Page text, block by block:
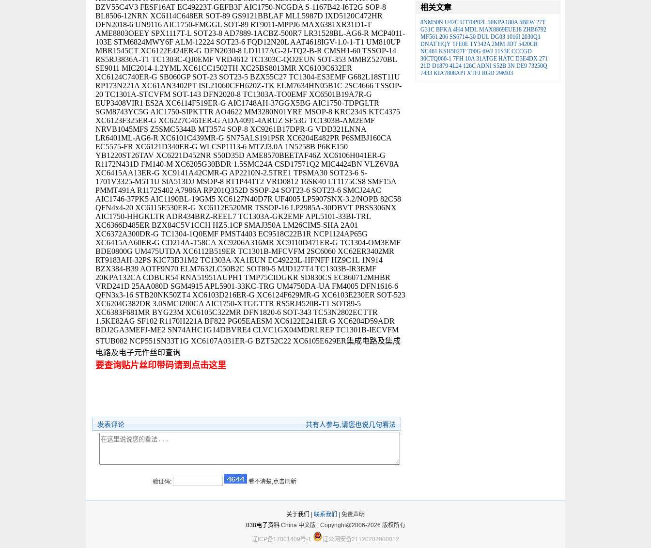
BZV55C4V3 FESF16AT EC49223T-GEFB3F AIC1750-NCGDA S-1167B42-I6T2G SOP-8
BL8506-12NRN XC6114C648ER SOT-89 GS9121BBLAF MLL5987D IXD5120C472HR
DFN2018-6 UN9116 AIC1750-FMGGL SOT-89 RT9011-MPPJ6 MAX6381XR31D1-T
AME8803OEEY SPX1117T-L SOT23-8 AD7889-1ACBZ-500R7 LR31528BL-AG6-R MCP4011-
103E STM6824MWY6F ALM-12224 SOT23-6 FQD12N20L AAT4618IGV-1.0-1-T1 UM810UP
MBR1545CT XC6122E424ER-G DFN2030-8 LD1117AG-2J-TQ2-B-R CMSH1-60 TSSOP-14
RS5RJ3836A-T1 TC1303C-QJ0EMF VRD4612 TC1303C-QO2EUN SOT-353 MMBZ5270BL
SE9011 MIC2014-1.2YML XC61CC1502TH XC25BS8013MR XC6103C632ER
XC6124C740ER-G SB060GP SOT-23 SOT23-5 BZX55C27 TC1304-ES3EMF G682L18ST11U
RP173N221A XC61AN3402PT ISL21060CFH620Z-TK ELM7634HN05B1C 2SC4666 TSSOP-
20 TC1301A-STCVFM SOT-143 DFN2020-8 TC1303A-TO0EMF XC6501B19A7R-G
EUP3408VIR1 ES2A XC6114F519ER-G AIC1748AH-37GGX5BG AIC1750-TDPGLTR
SGM8743YC5G AIC1750-SIPKTTR AO4622 MM3280N01YRE MSOP-8 KRC234S KTC4375
XC6123F325ER-G XC6227C461ER-G ADA4091-4ARUZ SF53G TC1303B-AM2EMF
NRVB1045MFS Z5SMC5344B MT3574 SOP-8 XC9261B17DPR-G VDD321LNNA
LR6401ML-AG6-R XC6101C439MR-G SN75ALS191PSR XC6204E482PR P6SMBJ160CA
EC5575-FR XC6121D340ER-G WLCSP1113-6 MTZJ3.0A 1N5258B P6KE150
YB1220ST26TAV XC6221D452NR S50D35D AME8570BEETAF46Z XC6106H041ER-G
R1172N431D FM140-M XC6205G30BDR 1.5SMC24A CSD17571Q2 MIC4424BN VLZ6V8A
XC6415AA13ER-G XC9141A42CMR-G AP2210N-2.5TRE1 TPSMA30 SOT23-6 S-
1701V3325-M5T1U SiA513DJ MSOP-8 RT1P441T2 VRD0812 16SK40 LT1175CS8 SMF15A
PMMT491A R1172S402 A7986A RP201Q352D SSOP-24 SOT23-6 SOT23-6 SMCJ24AC
AIC1746-37PK5 AIC1190BL-19GM5 XC6127N40D7R UF4005 LP5907SNX-3.2/NOPB 82C58
QFN4x4-20 XC6115E530ER-G XC6112E520MR TSSOP-16 LP2985A-30DBVT PBSS306NX
AIC1750-HHGKLTR ADR434BRZ-REEL7 TC1303A-GK2EMF APL5101-33BI-TRL
XC6366D485ER BZX84C5V1CCH HZ5.1CP SMAJ350A LM26CIM5-SHA 2A01
XC6372A300DR-G TC1304-1Q0EMF PMST4403 EC9518C22B1R NCP1124AP65G
XC6415AA60ER-G CD214A-T58CA XC9206A316MR XC9110D471ER-G TC1304-OM3EMF
BDE0800G UM475UTDA XC6112B519ER TC1301B-MFCVFM 2SC6060 XC62ER3402MR
RT9183AH-32PS KIC73B31M2 TC1303A-XA1EUN EC49223L-HFNFF HZ9C1L 1N914
BZX384-B39 AOTF9N70 ELM7632LC50B2C SOT89-5 MJD127T4 TC1303B-IR3EMF
20KPA132CA CDBUR54 RNA51951AUPH1 TMP75CIDGKR SD830CS EC860712MHBR
VRD241D 25AA080D SGM4915 APL5901-33KC-TRG UM4750DA-UA FM4005 DFN1616-6
QFN3x3-16 STB20NK50ZT4 XC6103D216ER-G XC6124F629MR-G XC6103E230ER SOT-523
XC6204G382DR 3.0SMCJ200CA AIC1750-XTGGTTR RS5RJ4520B-T1 SOT89-5
XC6383F681MR BYG23M XC6105C322MR DFN1820-6 SOT-343 TC53N2802ECTTR
1.5KE82AG SF102 R1170H221A BF822 PG05EAESM XC6122E241ER-G XC6204D59ADR
BDJ2GA3MEFJ-ME2 SN74AHC1G14DBVRE4 CLVC1GX04MDRLREP TC1301B-IECVFM
STUB082 NCP551SN33T1G XC6107A031ER-G BZT52C22 XC6105E629ER集成电路及集成
电路及电子元件丝印查询
要查询贴片丝印带码请到点击这里
发表评论 共有人参与,请您也说几句看法
验证码: 看不清楚,点击刷新
相关文章
8NM50N U42C UT70P02L 30KPA180A 5BEW 27T
G31C BFKA 4H4 MDL MAX8869EUE18 ZHB6792
MF561 206 SS6714-30 DUL DG03 1016I 2030Q1
DNAT HQY 1FE0E TY342A 2MM JDT 5420CR
NC461 KSH5027F T00G 6WJ 11S3E CCCGD
30CTQ060-1 7FH 10A 31ATGE HATC D3E4DX 271
21D D1879 4L24 126CADNI S52B 3N DE9 73250Q
7433 KIA7808API XTFJ RGD 29M03
关于我们 联系我们
| 免责声明
838电子资料China 中文版 Copyright@2006-2026 版权所有
辽ICP备17001409号-1 辽公网安备21120202000012